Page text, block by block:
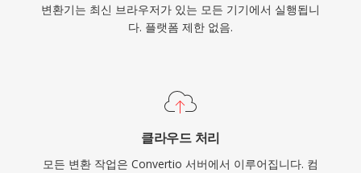
변환기는 최신 브라우저가 있는 모든 기기에서 실행됩니
다. 플랫폼 제한 없음.
클라우드 처리
모든 변환 작업은 Convertio 서버에서 이루어집니다. 컴